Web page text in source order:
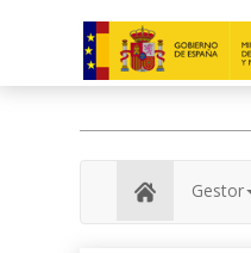
Gestor